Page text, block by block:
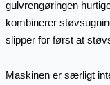
gulvrengøringen
kombinerer
slipper for først at
Maskinen er særligt